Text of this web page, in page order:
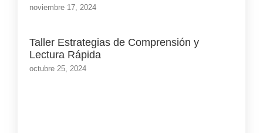
noviembre 17, 2024
Taller Estrategias de Comprensión y
Lectura Rápida
octubre 25, 2024